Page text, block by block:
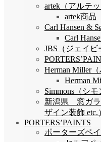
artek（アルテッ
artek商品
Carl Hansen &
Carl
JBS（ジェイビ
Herman Miller
Herman
Simmons（シモ
新潟県 窓ガラ
ザイン装飾 etc.
PORTERS’PAINTS
ポーターズペ